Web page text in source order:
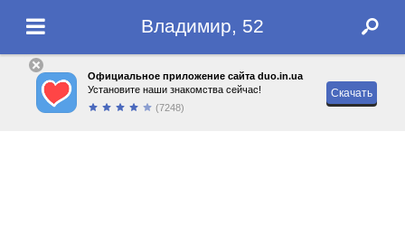
Владимир, 52
Официальное приложение сайта duo.in.ua
Установите наши знакомства сейчас!
(7248)
Скачать